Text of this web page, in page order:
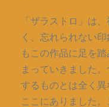
「ザラストロ」は
く、忘れられない
もこの作品に足を
まっていきました
するものとは全く
ここにありました